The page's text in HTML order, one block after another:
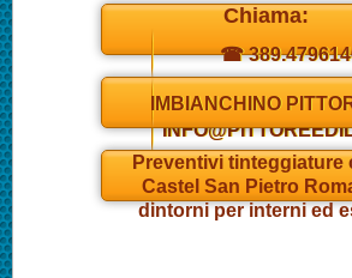
Chiama:
☎
Daniel
IMBIANCHINO
Preventivi tinteggiature
Castel San Pietro
dintorni per interni ed